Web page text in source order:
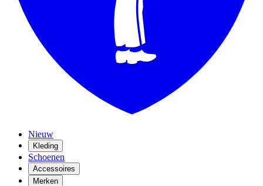
Nieuw
Kleding
Schoenen
Accessoires
Merken